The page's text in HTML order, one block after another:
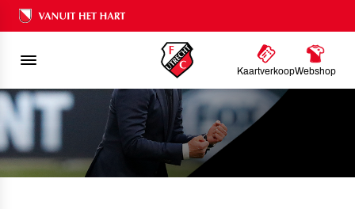
Ons nalatenschap
KaartverkoopWebshop